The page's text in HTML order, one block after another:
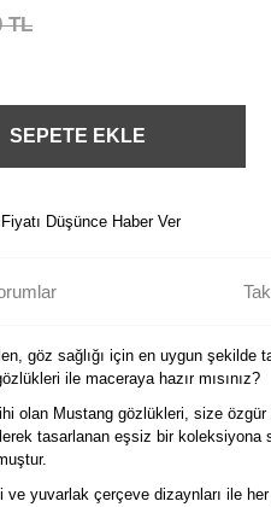
TL
SEPETE EKLE
Fiyatı Düşünce Haber Ver
göz sağlığı için en uygun şekilde
ile maceraya hazır mısınız?
olan Mustang gözlükleri, size özgür
tasarlanan eşsiz bir koleksiyona
yuvarlak çerçeve dizaynları ile